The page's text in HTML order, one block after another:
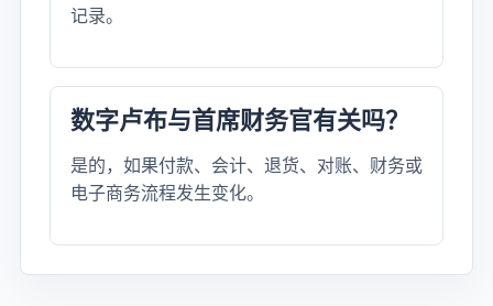
记录。
数字卢布与首席财务官有关吗？
是的，如果付款、会计、退货、对账、财务或
电子商务流程发生变化。